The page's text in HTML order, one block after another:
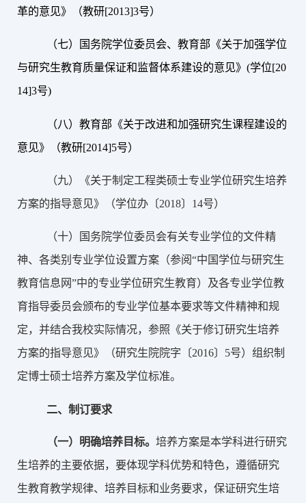
革的意见》（教研[2013]3号）
（七）国务院学位委员会、教育部《关于加强学位
与研究生教育质量保证和监督体系建设的意见》(学位[20
14]3号)
（八）教育部《关于改进和加强研究生课程建设的
意见》（教研[2014]5号）
（九）《关于制定工程类硕士专业学位研究生培养
方案的指导意见》（学位办〔2018〕14号）
（十）国务院学位委员会有关专业学位的文件精
神、各类别专业学位设置方案（参阅“中国学位与研究生
教育信息网”中的专业学位研究生教育）及各专业学位教
育指导委员会颁布的专业学位基本要求等文件精神和规
定，并结合我校实际情况，参照《关于修订研究生培养
方案的指导意见》（研究生院院字〔2016〕5号）组织制
定博士硕士培养方案及学位标准。
二、 制订要求
（一） 明确培养目标。 培养方案是本学科进行研究
生培养的主要依据，要体现学科优势和特色，遵循研究
生教育教学规律、培养目标和业务要求，保证研究生培